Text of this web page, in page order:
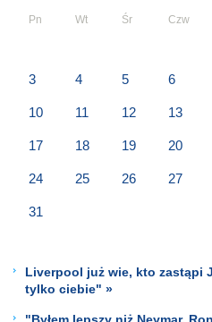
Pn Wt Śr Czw
3 4 5 6
10 11 12 13
17 18 19 20
24 25 26 27
31
Liverpool już wie, kto zastąpi
tylko ciebie" »
"Byłem lepszy niż Neymar,